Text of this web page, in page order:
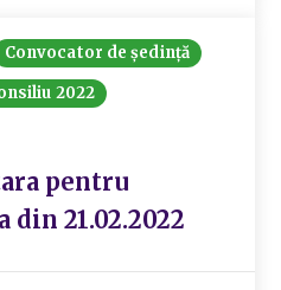
Convocator de ședință
2022
pentru
21.02.2022